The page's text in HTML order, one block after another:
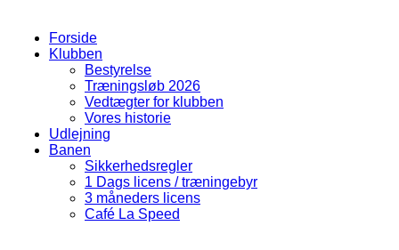
Forside
Klubben
Bestyrelse
Træningsløb 2026
Vedtægter for klubben
Vores historie
Udlejning
Banen
Sikkerhedsregler
1 Dags licens / træningebyr
3 måneders licens
Café La Speed